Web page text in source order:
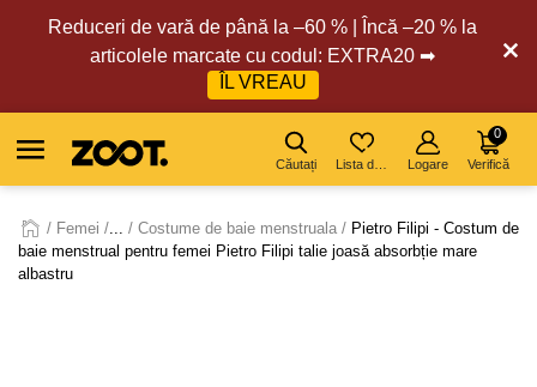
Reduceri de vară de până la –60 % | Încă –20 % la
articolele marcate cu codul: EXTRA20 ➡
ÎL VREAU
Căutați Logare Verifică
0
Femei ... Costume de baie menstruala
Pietro Filipi - Costum de
baie menstrual pentru femei Pietro Filipi talie joasă absorbție mare
albastru